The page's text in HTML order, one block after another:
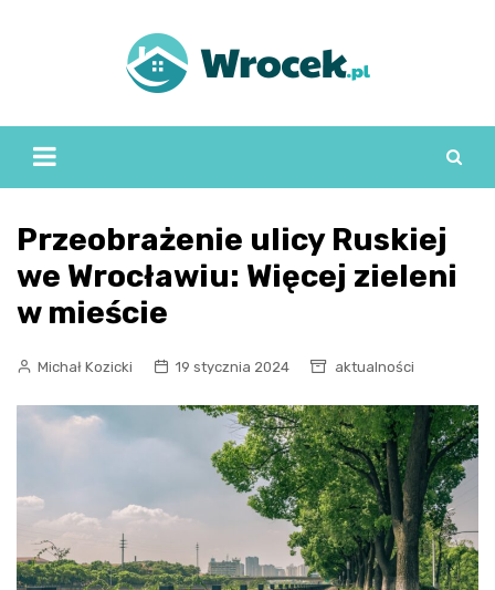
Przeobrażenie ulicy Ruskiej
we Wrocławiu: Więcej zieleni
w mieście
Michał Kozicki 19 stycznia 2024 aktualności